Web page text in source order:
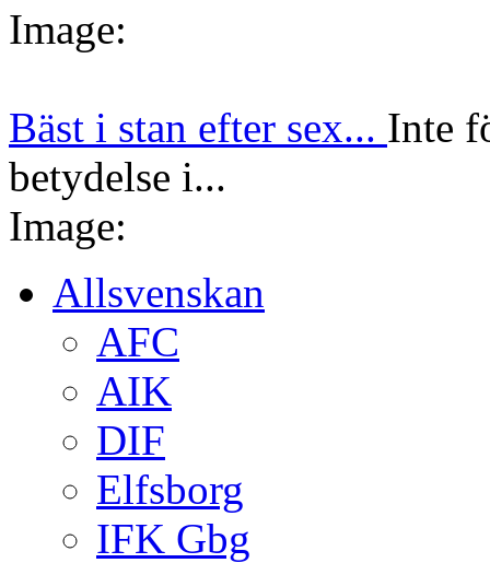
Image:
Bäst i stan efter sex... Inte
betydelse i...
Image:
Allsvenskan
AFC
AIK
DIF
Elfsborg
IFK Gbg